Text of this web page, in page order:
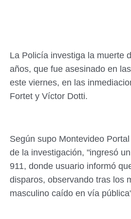
La Policía investiga la muerte
años, que fue asesinado en
este viernes, en las
Fortet y Víctor Dotti.
Según supo Montevideo
de la investigación, "ingresó
911, donde usuario informó
disparos, observando tras los
masculino caído en vía